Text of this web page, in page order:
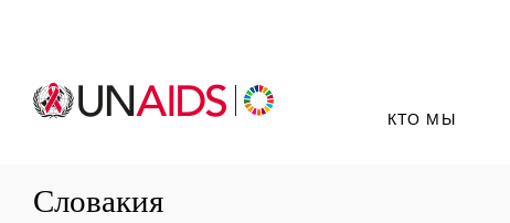
КТО МЫ
Словакия